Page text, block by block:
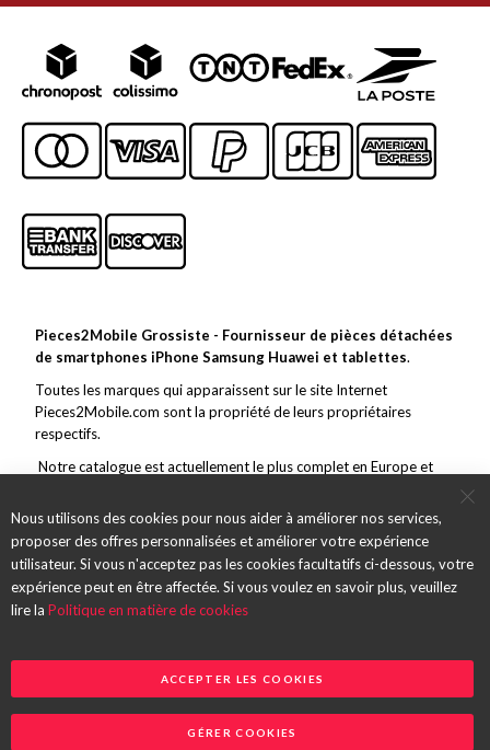
Pieces2Mobile Grossiste - Fournisseur de pièces détachées
de smartphones iPhone Samsung Huawei et tablettes.
Toutes les marques qui apparaissent sur le site Internet
Pieces2Mobile.com sont la propriété de leurs propriétaires
respectifs.
Notre catalogue est actuellement le plus complet en Europe et
marge de ce vaste choix, nous nous efforçons de toujours offrir un
service et des pièces de qualité et des envois rapides.
Nous utilisons des cookies pour nous aider à améliorer nos services,
proposer des offres personnalisées et améliorer votre expérience
utilisateur. Si vous n'acceptez pas les cookies facultatifs ci-dessous, votre
expérience peut en être affectée. Si vous voulez en savoir plus, veuillez
lire la Politique en matière de cookies
ACCEPTER LES COOKIES
GÉRER COOKIES